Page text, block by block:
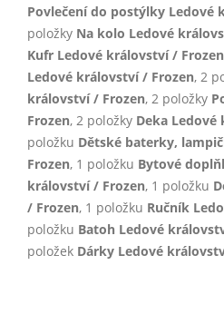
Povlečení do postýlky Ledové
položky Na kolo Ledové
Kufr Ledové království / Frozen
Ledové království / Frozen, 2
království / Frozen, 2 položky
Frozen, 2 položky Deka
položku Dětské baterky,
Frozen, 1 položku Bytové
království / Frozen, 1 položku
/ Frozen, 1 položku Ručník
položku Batoh Ledové
položek Dárky Ledové